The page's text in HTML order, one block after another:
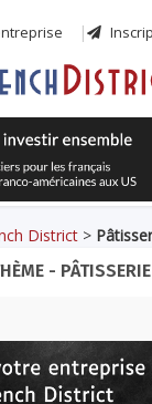
District >
- PÂTISSERIE